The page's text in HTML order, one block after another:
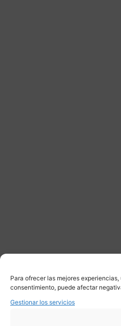
Para ofrecer las mejores
consentimiento, puede afectar
Gestionar los servicios